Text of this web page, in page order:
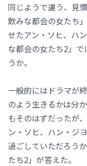
同じようで違う、見
飲みな都会の女たち
せたアン・ソヒ、ハ
な都会の女たち2」
うか。
一般的にはドラマが
のよう生きるかは分
もそのはずだったが
ン・ソヒ、ハン・ジ
過ごしていただろう
たち2」が答えた。